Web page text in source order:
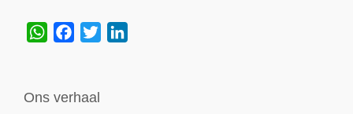
WhatsAppFacebook
Twitter
Ons verhaal